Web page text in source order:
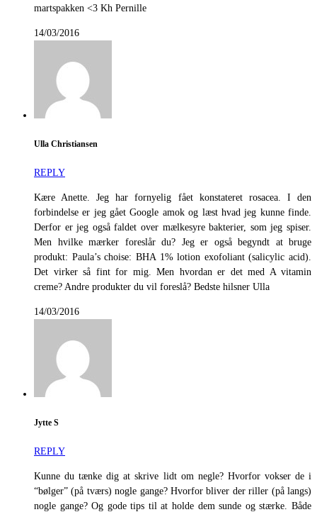
martspakken <3 Kh Pernille
14/03/2016
Ulla Christiansen
REPLY
Kære Anette. Jeg har fornyelig fået konstateret rosacea. I den
forbindelse er jeg gået Google amok og læst hvad jeg kunne finde.
Derfor er jeg også faldet over mælkesyre bakterier, som jeg spiser.
Men hvilke mærker foreslår du? Jeg er også begyndt at bruge
produkt: Paula’s choise: BHA 1% lotion exofoliant (salicylic acid).
Det virker så fint for mig. Men hvordan er det med A vitamin
creme? Andre produkter du vil foreslå? Bedste hilsner Ulla
14/03/2016
Jytte S
REPLY
Kunne du tænke dig at skrive lidt om negle? Hvorfor vokser de i
“bølger” (på tværs) nogle gange? Hvorfor bliver der riller (på langs)
nogle gange? Og gode tips til at holde dem sunde og stærke. Både